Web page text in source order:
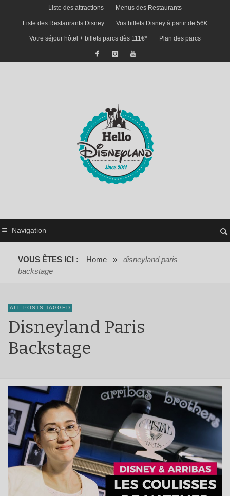
Liste des attractions Menus des Restaurants
Liste des Restaurants Disney Vos billets Disney à partir de 56€
Votre séjour hôtel + billets parcs dès 111€* Plan des parcs
Navigation
VOUS ÊTES ICI : Home »
disneyland paris
backstage
ALL POSTS TAGGED
Disneyland Paris
Backstage